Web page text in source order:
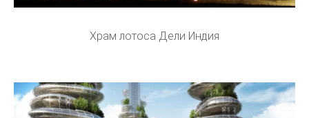
Храм лотоса Дели Индия